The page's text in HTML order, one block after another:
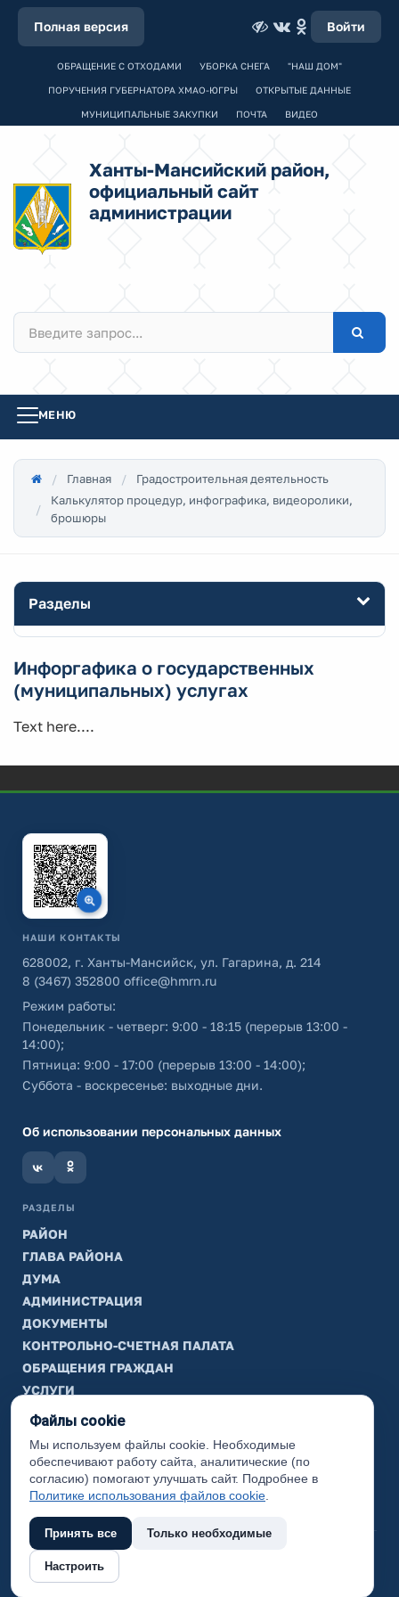
Полная версия Войти
ОБРАЩЕНИЕ С ОТХОДАМИ УБОРКА СНЕГА "НАШ ДОМ"
ПОРУЧЕНИЯ ГУБЕРНАТОРА ХМАО-ЮГРЫ ОТКРЫТЫЕ ДАННЫЕ
МУНИЦИПАЛЬНЫЕ ЗАКУПКИ ПОЧТА ВИДЕО
Ханты-Мансийский район,
официальный сайт
администрации
МЕНЮ
Главная
Градостроительная деятельность
Калькулятор процедур, инфографика, видеоролики,
брошюры
Разделы
Инфоргафика о государственных
(муниципальных) услугах
Text here....
НАШИ КОНТАКТЫ
628002, г. Ханты-Мансийск, ул. Гагарина, д. 214
8 (3467) 352800 office@hmrn.ru
Режим работы:
Понедельник - четверг: 9:00 - 18:15 (перерыв 13:00 -
14:00);
Пятница: 9:00 - 17:00 (перерыв 13:00 - 14:00);
Суббота - воскресенье: выходные дни.
Об использовании персональных данных
РАЗДЕЛЫ
РАЙОН
ГЛАВА РАЙОНА
ДУМА
АДМИНИСТРАЦИЯ
ДОКУМЕНТЫ
КОНТРОЛЬНО-СЧЕТНАЯ ПАЛАТА
ОБРАЩЕНИЯ ГРАЖДАН
УСЛУГИ
ТИК
ИНФОРМАЦИЯ
Законодательная карта
Карта сайта
(с) 2017 Ханты-Мансийский район, официальный сайт
администрации
Файлы cookie
Мы используем файлы cookie. Необходимые
обеспечивают работу сайта, аналитические (по
согласию) помогают улучшать сайт. Подробнее в
Политике использования файлов cookie
Принять все Только необходимые
Настроить